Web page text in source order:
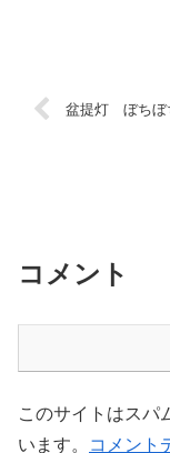
盆提灯 ぼちぼ
コメント
このサイトはスパ
います。
コメント